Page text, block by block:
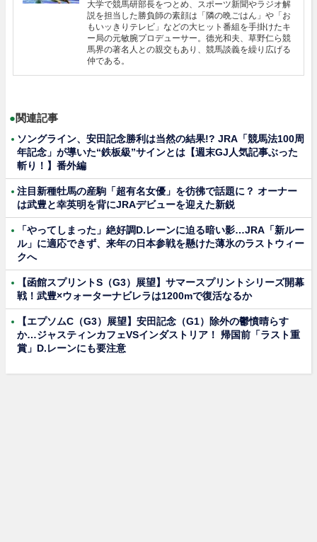
大学で競馬研部長をつとめ、スポーツ新聞やラジオ解
説を担当した勝負師の素顔は「隣の晩ごはん」や「お
もいッきりテレビ」などの大ヒット番組を手掛けたキ
ー局の元敏腕プロデューサー。德光和夫、草野仁ら競
馬界の著名人との親交もあり、競馬談義を繰り広げる
仲である。
●関連記事
ソングライン、安田記念勝利は当然の結果!? JRA「競馬法100周
年記念」が導いた“鉄板級”サインとは【週末GJ人気記事ぶった
斬り！】番外編
注目新種牡馬の産駒「超有名女優」を彷彿で話題に？ オーナー
は武豊と幸英明を背にJRAデビューを迎えた新鋭
「やってしまった」絶好調D.レーンに迫る暗い影…JRA「新ルー
ル」に適応できず、来年の日本参戦を懸けた薄氷のラストウィー
クへ
【函館スプリントS（G3）展望】サマースプリントシリーズ開幕
戦！武豊×ウォーターナビレラは1200mで復活なるか
【エプソムC（G3）展望】安田記念（G1）除外の鬱憤晴らす
か…ジャスティンカフェVSインダストリア！ 帰国前「ラスト重
賞」D.レーンにも要注意